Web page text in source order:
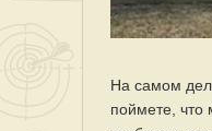
На самом
поймете, что